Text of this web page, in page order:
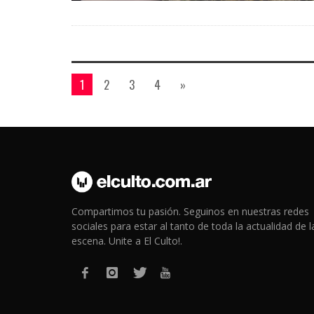
1 2 3 4 »
Compartimos tu pasión. Seguinos en nuestras redes
sociales para estar al tanto de toda la actualidad de
escena. Unite a El Culto!.